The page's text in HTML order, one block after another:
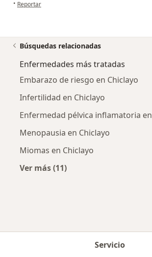
• Reportar
Búsquedas relacionadas
Enfermedades más tratadas
Embarazo de riesgo en Chiclayo
Infertilidad en Chiclayo
Enfermedad pélvica inflamatoria
Menopausia en Chiclayo
Miomas en Chiclayo
Ver más (11)
Servicio